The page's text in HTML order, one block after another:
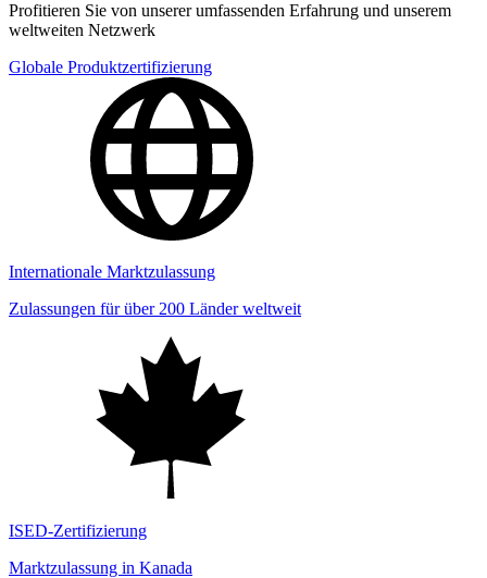
Profitieren Sie von unserer umfassenden Erfahrung und unserem
weltweiten Netzwerk
Globale Produktzertifizierung
Internationale Marktzulassung
Zulassungen für über 200 Länder weltweit
ISED-Zertifizierung
Marktzulassung in Kanada